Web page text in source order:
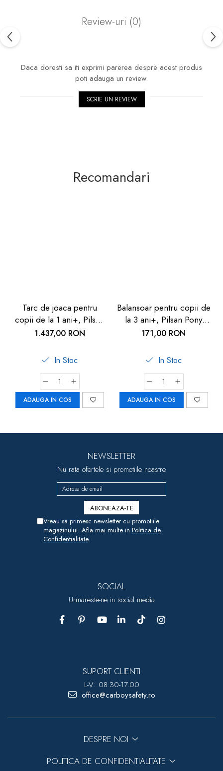
Review-uri (0)
Daca doresti sa iti exprimi parerea despre acest produs
poti adauga un review.
SCRIE UN REVIEW
Recomandari
Tarc de joaca pentru
copii de la 1 ani+, Pilsan
Playgroun Fence
1.437,00 RON
In Stoc
ADAUGA IN COS
Balansoar pentru copii de
la 3 ani+, Pilsan Pony
Horse
171,00 RON
In Stoc
ADAUGA IN COS
NEWSLETTER
Nu rata ofertele si promotiile noastre
Vreau sa primesc newsletter cu promotiile
magazinului. Afla mai multe in Politica de
Confidentialitate
SOCIAL
Urmareste-ne in social media
SUPORT CLIENTI
L-V: 08.30-17.00
office@carboysafety.ro
DESPRE NOI
POLITICA DE CONFIDENTIALITATE